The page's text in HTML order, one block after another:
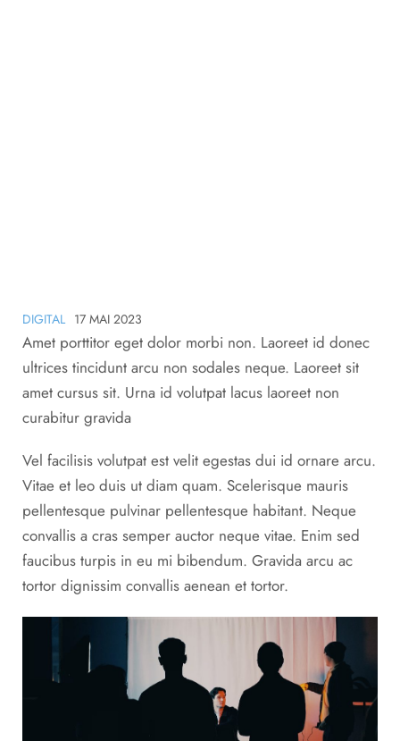
DIGITAL 17 MAI 2023
Amet porttitor eget dolor morbi non. Laoreet id donec
ultrices tincidunt arcu non sodales neque. Laoreet sit
amet cursus sit. Urna id volutpat lacus laoreet non
curabitur gravida
Vel facilisis volutpat est velit egestas dui id ornare arcu.
Vitae et leo duis ut diam quam. Scelerisque mauris
pellentesque pulvinar pellentesque habitant. Neque
convallis a cras semper auctor neque vitae. Enim sed
faucibus turpis in eu mi bibendum. Gravida arcu ac
tortor dignissim convallis aenean et tortor.